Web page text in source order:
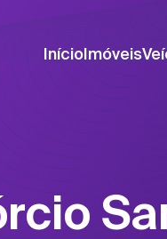
InícioImóveis